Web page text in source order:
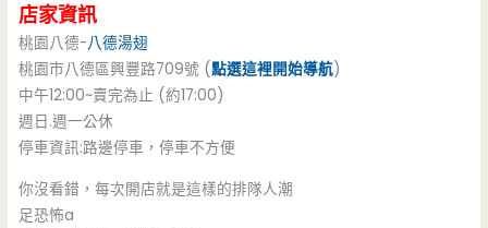
店家資訊
桃園八德-八德湯翅
桃園市八德區興豐路709號 (點選這裡開始導航)
中午12:00~賣完為止 (約17:00)
週日.週一公休
停車資訊:路邊停車，停車不方便
你沒看錯，每次開店就是這樣的排隊人潮
足恐怖a